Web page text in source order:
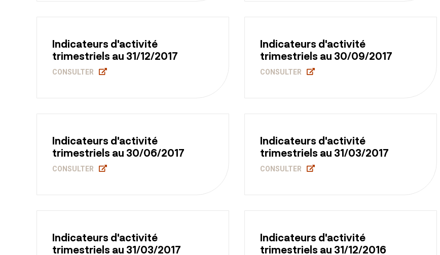
Indicateurs d'activité
trimestriels au 31/12/2017
CONSULTER
Indicateurs d'activité
trimestriels au 30/09/2017
CONSULTER
Indicateurs d'activité
trimestriels au 30/06/2017
CONSULTER
Indicateurs d'activité
trimestriels au 31/03/2017
CONSULTER
Indicateurs d'activité
trimestriels au 31/03/2017
Indicateurs d'activité
trimestriels au 31/12/2016